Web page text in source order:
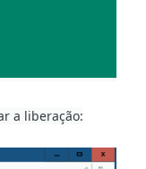
a liberação: